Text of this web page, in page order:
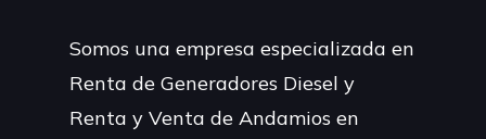
Somos una empresa especializada en
Renta de Generadores Diesel y
Renta y Venta de Andamios en